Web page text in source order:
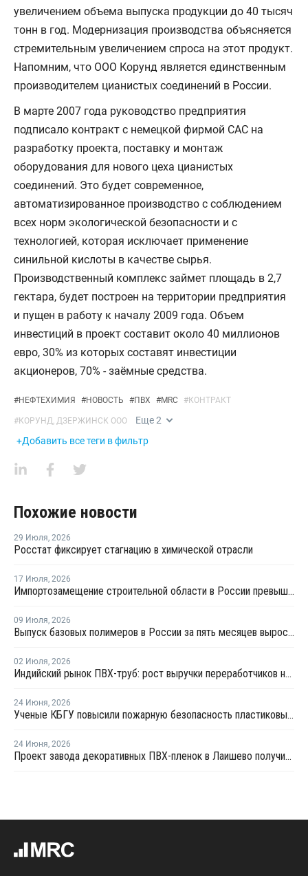
увеличением объема выпуска продукции до 40 тысяч
тонн в год. Модернизация производства объясняется
стремительным увеличением спроса на этот продукт.
Напомним, что ООО Корунд является единственным
производителем цианистых соединений в России.
В марте 2007 года руководство предприятия
подписало контракт с немецкой фирмой САС на
разработку проекта, поставку и монтаж
оборудования для нового цеха цианистых
соединений. Это будет современное,
автоматизированное производство с соблюдением
всех норм экологической безопасности и с
технологией, которая исключает применение
синильной кислоты в качестве сырья.
Производственный комплекс займет площадь в 2,7
гектара, будет построен на территории предприятия
и пущен в работу к началу 2009 года. Объем
инвестиций в проект составит около 40 миллионов
евро, 30% из которых составят инвестиции
акционеров, 70% - заёмные средства.
#НЕФТЕХИМИЯ #НОВОСТЬ #ПВХ #MRC #КОНТРАКТ
#КОРУНД, ДЗЕРЖИНСК ООО Еще2
+Добавить все теги в фильтр
Похожие новости
29 Июля, 2026
Росстат фиксирует стагнацию в химической отрасли
17 Июля, 2026
Импортозамещение строительной области в России превышает 98%
09 Июля, 2026
Выпуск базовых полимеров в России за пять месяцев вырос на 3,8%
02 Июля, 2026
Индийский рынок ПВХ-труб: рост выручки переработчиков на фоне высоких цен на смолу
24 Июня, 2026
Ученые КБГУ повысили пожарную безопасность пластиковых стройматериалов
24 Июня, 2026
Проект завода декоративных ПВХ-пленок в Лаишево получил заключение госэкспертизы